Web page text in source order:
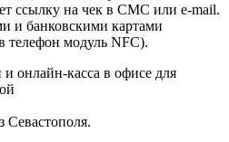
ссылку на чек в СМС или e-mail.
и банковскими картами
телефон модуль NFC).
онлайн-касса в офисе для
Севастополя.